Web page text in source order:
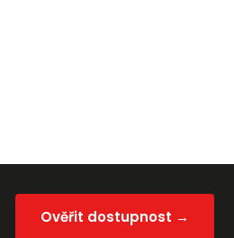
Ověřit dostupnost →